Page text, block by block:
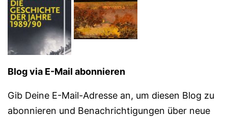
Blog via E-Mail abonnieren
Gib Deine E-Mail-Adresse an, um diesen Blog zu
abonnieren und Benachrichtigungen über neue